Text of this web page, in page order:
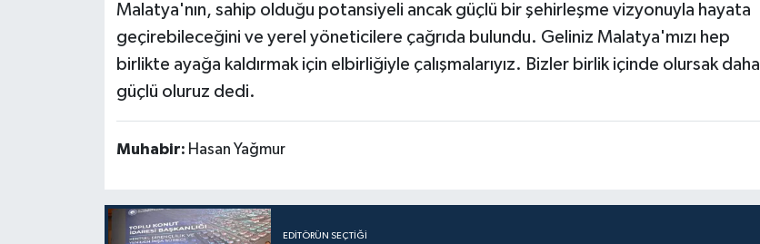
Malatya'nın, sahip olduğu potansiyeli ancak güçlü bir şehirleşme vizyonuyla hayata
geçirebileceğini ve yerel yöneticilere çağrıda bulundu. Geliniz Malatya'mızı hep
birlikte ayağa kaldırmak için elbirliğiyle çalışmalarıyız. Bizler birlik içinde olursak daha
güçlü oluruz dedi.
Muhabir: Hasan Yağmur
EDITÖRÜN SEÇTIĞI